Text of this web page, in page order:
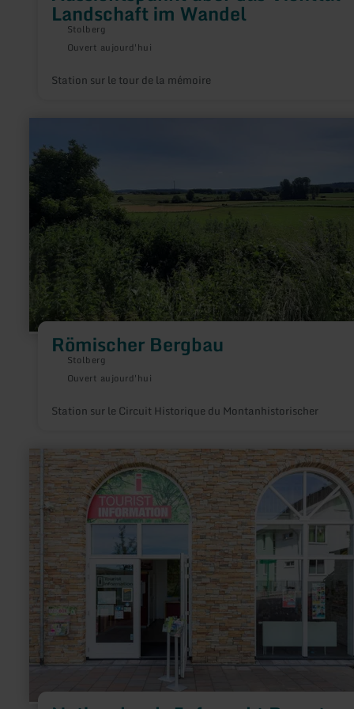
Landschaft im Wandel
Stolberg
Ouvert aujourd'hui
Station sur le tour de la mémoire
Römischer Bergbau
Stolberg
Ouvert aujourd'hui
Station sur le Circuit Historique du Montanhistorischer
plus
sur
Römischer
Bergbau
en
savoir
plus
Nationalpark-
Infopunkt
Eifeler
Tor